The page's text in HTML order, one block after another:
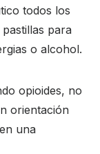
todos los
para
o alcohol.
opioides, no
orientación
una